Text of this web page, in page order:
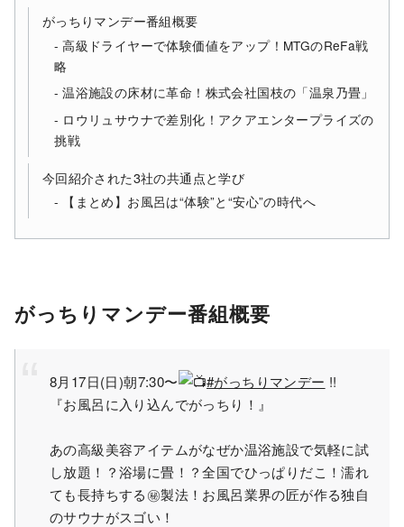
がっちりマンデー番組概要
高級ドライヤーで体験価値をアップ！MTGのReFa戦
略
温浴施設の床材に革命！株式会社国枝の「温泉乃畳」
ロウリュサウナで差別化！アクアエンタープライズの
挑戦
今回紹介された3社の共通点と学び
【まとめ】お風呂は“体験”と“安心”の時代へ
がっちりマンデー番組概要
8月17日(日)朝7:30〜 #がっちりマンデー !!
『お風呂に入り込んでがっちり！』
あの高級美容アイテムがなぜか温浴施設で気軽に試
し放題！？浴場に畳！？全国でひっぱりだこ！濡れ
ても長持ちする㊙製法！お風呂業界の匠が作る独自
のサウナがスゴい！